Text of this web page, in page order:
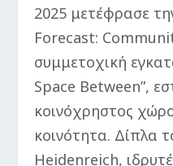
2025 μετέφρασε
Forecast:
συμμετοχική
Space Between”,
κοινόχρηστος
κοινότητα. Δίπλα
Heidenreich,